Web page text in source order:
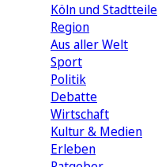
Köln und Stadtteile
Region
Aus aller Welt
Sport
Politik
Debatte
Wirtschaft
Kultur & Medien
Erleben